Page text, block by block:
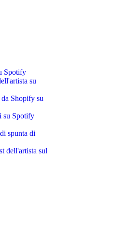
Spotify
su
Shopify su
su Spotify
spunta di
dell'artista sul